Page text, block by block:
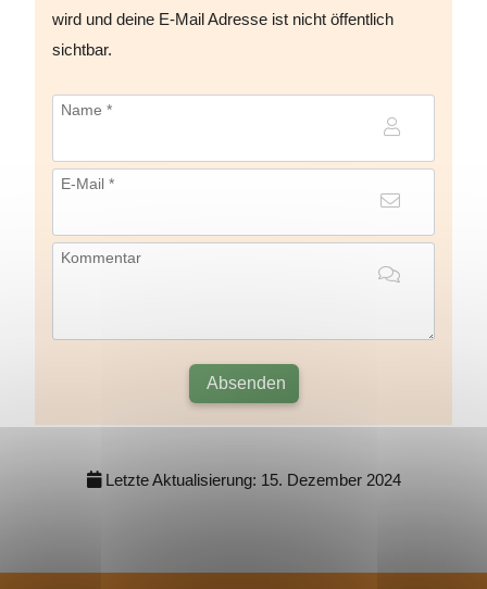
wird und deine E-Mail Adresse ist nicht öffentlich
sichtbar.
Name *
E-Mail *
Kommentar
Absenden
Letzte Aktualisierung: 15. Dezember 2024